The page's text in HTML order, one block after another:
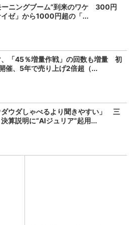
ーニングブーム”到来のワケ 300円
ゼ」から1000円超の「...
、「45％増量作戦」の回数も増量 初
催、5年で売り上げ2倍超（...
ダウダしゃべるより聞きやすい」 三
算説明に“AIジュリア”起用...